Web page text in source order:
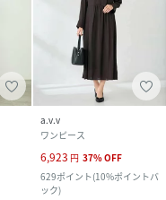
a.v.v
ワンピース
6,923 円 37%OFF
629ポイント(10%ポイントバ
ック)